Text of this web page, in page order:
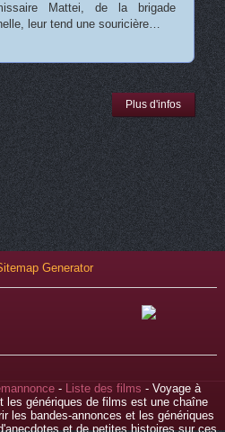
Mattei, de la brigade
leur tend une souricière…
Plus d'infos
- Liste des films - Voyage à
les génériques de films est une chaîne
les bandes-annonces et les génériques
et de petites histoires sur ces